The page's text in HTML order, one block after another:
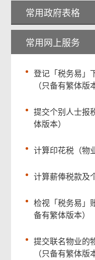
常用政府表格
常用网上服务
登记「税务易」
（只备有繁体版
提交个别人士报
体版本）
计算印花税（物
计算薪俸税款及
检视「税务易」
备有繁体版本）
提交联名物业的
（只备有繁体版